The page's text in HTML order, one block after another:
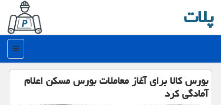
پلات
منو
بورس كالا برای آغاز معاملات بورس مسكن اعلام
آمادگی كرد